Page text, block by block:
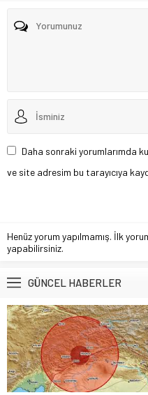
Daha sonraki yorumlarımda
ve site adresim bu tarayıcıya
Henüz yorum yapılmamış. İlk
yapabilirsiniz.
GÜNCEL HABERLER